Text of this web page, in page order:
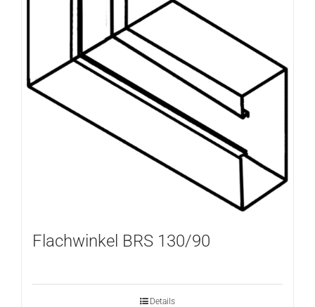
Flachwinkel BRS 130/90
Details